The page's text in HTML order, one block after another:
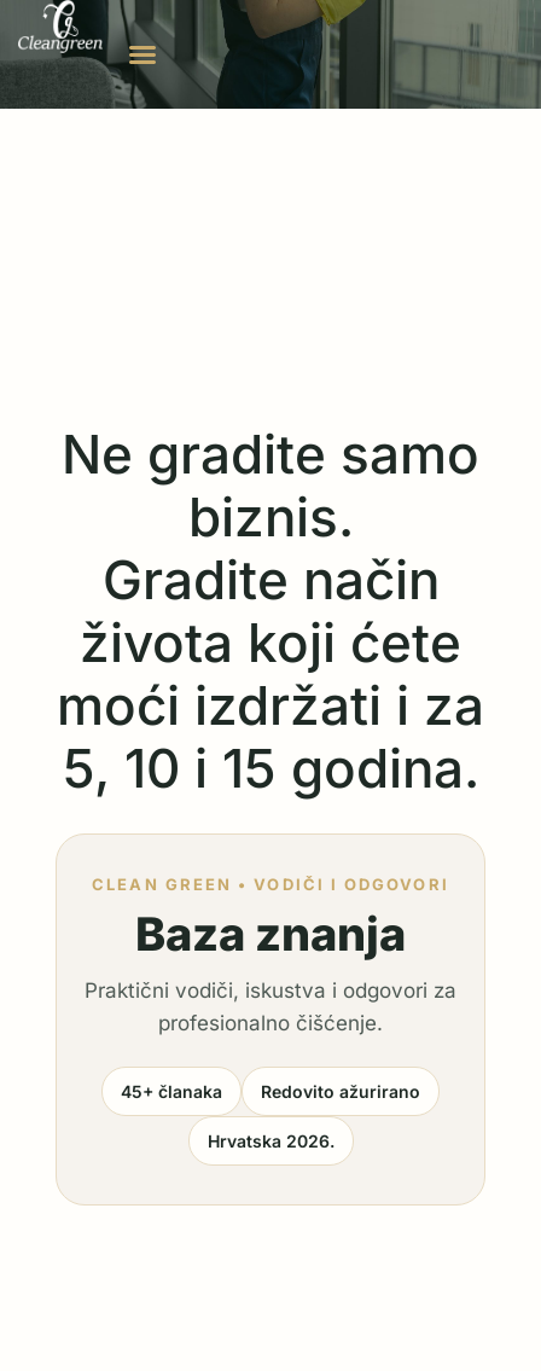
Ne gradite samo
biznis.
Gradite način
života koji ćete
moći izdržati i za
5, 10 i 15 godina.
CLEAN GREEN • VODIČI I ODGOVORI
Baza znanja
Praktični vodiči, iskustva i odgovori za
profesionalno čišćenje.
45+ članaka Redovito ažurirano
Hrvatska 2026.